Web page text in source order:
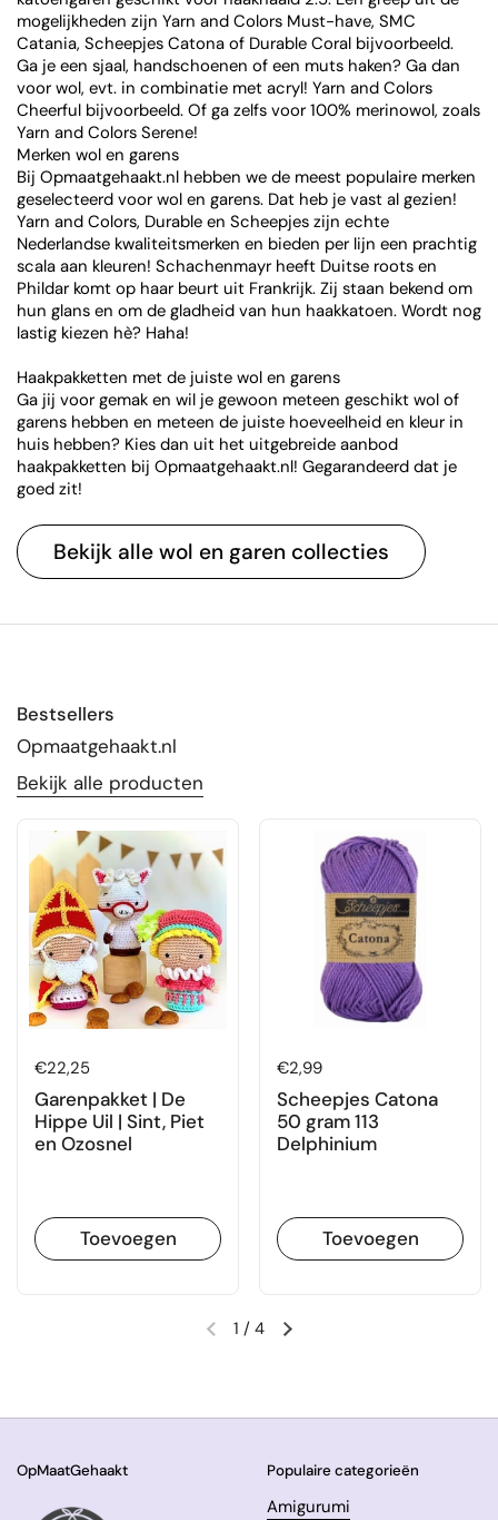
mogelijkheden zijn Yarn and Colors Must-have, SMC
Catania, Scheepjes Catona of Durable Coral bijvoorbeeld.
Ga je een sjaal, handschoenen of een muts haken? Ga dan
voor wol, evt. in combinatie met acryl! Yarn and Colors
Cheerful bijvoorbeeld. Of ga zelfs voor 100% merinowol, zoals
Yarn and Colors Serene!
Merken wol en garens
Bij Opmaatgehaakt.nl hebben we de meest populaire merken
geselecteerd voor wol en garens. Dat heb je vast al gezien!
Yarn and Colors, Durable en Scheepjes zijn echte
Nederlandse kwaliteitsmerken en bieden per lijn een prachtig
scala aan kleuren! Schachenmayr heeft Duitse roots en
Phildar komt op haar beurt uit Frankrijk. Zij staan bekend om
hun glans en om de gladheid van hun haakkatoen. Wordt nog
lastig kiezen hè? Haha!
Haakpakketten met de juiste wol en garens
Ga jij voor gemak en wil je gewoon meteen geschikt wol of
garens hebben en meteen de juiste hoeveelheid en kleur in
huis hebben? Kies dan uit het uitgebreide aanbod
haakpakketten bij Opmaatgehaakt.nl! Gegarandeerd dat je
goed zit!
Bekijk alle wol en garen collecties
Bestsellers
Opmaatgehaakt.nl
Bekijk alle producten
Prijs:
€22,25
Garenpakket | De
Hippe Uil | Sint, Piet
en Ozosnel
Toevoegen
Prijs:
€2,99
Scheepjes Catona
50 gram 113
Delphinium
Toevoegen
Vorige diaVolgende dia
1 / 4
OpMaatGehaakt Populaire categorieën
Amigurumi